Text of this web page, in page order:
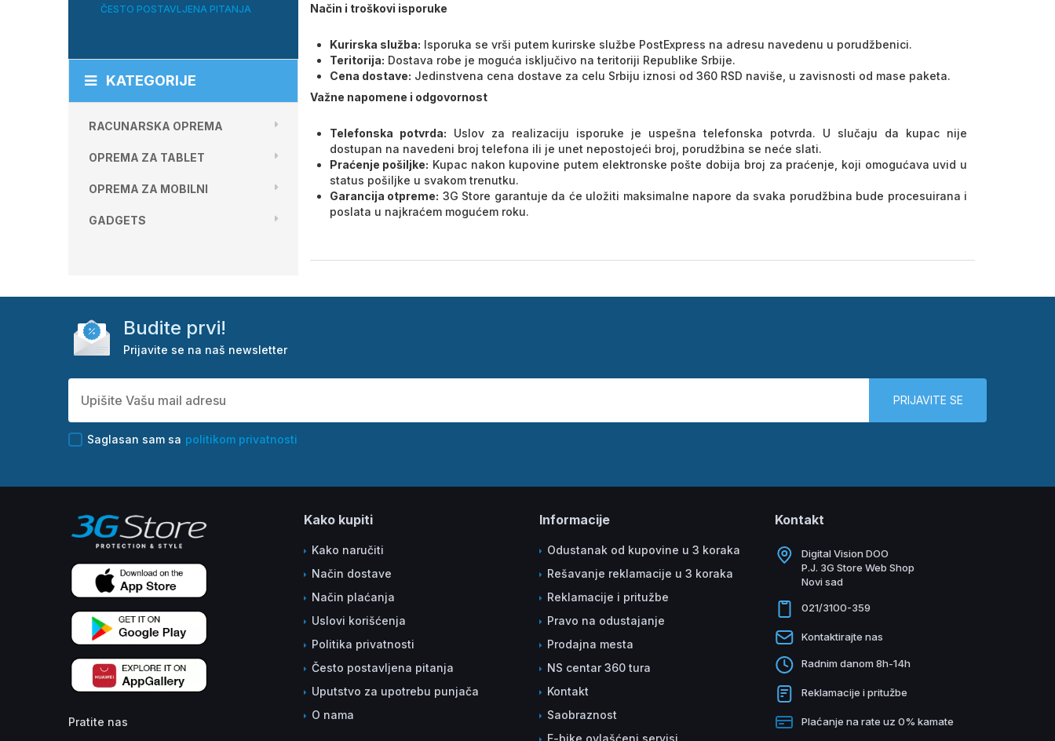
ČESTO POSTAVLJENA PITANJA
KATEGORIJE
RACUNARSKA OPREMA
OPREMA ZA TABLET
OPREMA ZA MOBILNI
GADGETS
Način i troškovi isporuke
Kurirska služba: Isporuka se vrši putem kurirske službe PostExpress na adresu navedenu u porudžbenici.
Teritorija: Dostava robe je moguća isključivo na teritoriji Republike Srbije.
Cena dostave: Jedinstvena cena dostave za celu Srbiju iznosi od 360 RSD naviše, u zavisnosti od mase paketa.
Važne napomene i odgovornost
Telefonska potvrda: Uslov za realizaciju isporuke je uspešna telefonska potvrda. U slučaju da kupac nije
dostupan na navedeni broj telefona ili je unet nepostojeći broj, porudžbina se neće slati.
Praćenje pošiljke: Kupac nakon kupovine putem elektronske pošte dobija broj za praćenje, koji omogućava uvid u
status pošiljke u svakom trenutku.
Garancija otpreme: 3G Store garantuje da će uložiti maksimalne napore da svaka porudžbina bude procesuirana i
poslata u najkraćem mogućem roku.
Budite prvi!
Prijavite se na naš newsletter
Saglasan sam sa politikom privatnosti
PRIJAVITE SE
Pratite nas
Kako kupiti
Kako naručiti
Način dostave
Način plaćanja
Uslovi korišćenja
Politika privatnosti
Često postavljena pitanja
Uputstvo za upotrebu punjača
O nama
Informacije
Odustanak od kupovine u 3 koraka
Rešavanje reklamacije u 3 koraka
Reklamacije i pritužbe
Pravo na odustajanje
Prodajna mesta
NS centar 360 tura
Kontakt
Saobraznost
E-bike ovlašćeni servisi
Kontakt
Digital Vision DOO
P.J. 3G Store Web Shop
Novi sad
021/3100-359
Kontaktirajte nas
Radnim danom 8h-14h
Reklamacije i pritužbe
Plaćanje na rate uz 0% kamate